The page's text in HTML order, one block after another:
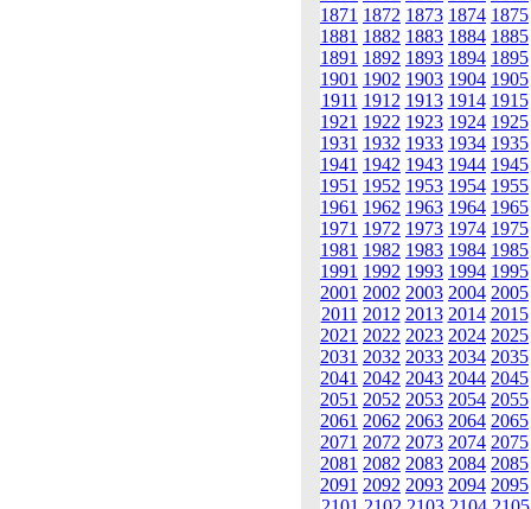
1871 1872 1873 1874 1875
1881 1882 1883 1884 1885
1891 1892 1893 1894 1895
1901 1902 1903 1904 1905
1911 1912 1913 1914 1915
1921 1922 1923 1924 1925
1931 1932 1933 1934 1935
1941 1942 1943 1944 1945
1951 1952 1953 1954 1955
1961 1962 1963 1964 1965
1971 1972 1973 1974 1975
1981 1982 1983 1984 1985
1991 1992 1993 1994 1995
2001 2002 2003 2004 2005
2011 2012 2013 2014 2015
2021 2022 2023 2024 2025
2031 2032 2033 2034 2035
2041 2042 2043 2044 2045
2051 2052 2053 2054 2055
2061 2062 2063 2064 2065
2071 2072 2073 2074 2075
2081 2082 2083 2084 2085
2091 2092 2093 2094 2095